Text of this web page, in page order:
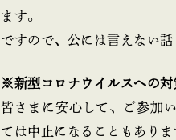
ます。
ですので、公には言えない話
※新型コロナウイルスへの対
皆さまに安心して、ご参加
ては中止になることもありま